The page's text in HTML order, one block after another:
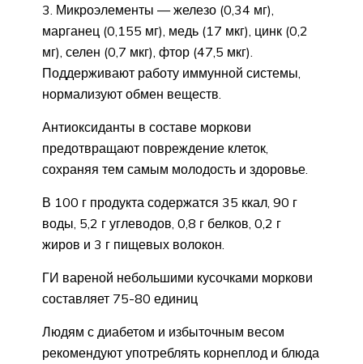
Микроэлементы — железо (0,34 мг),
марганец (0,155 мг), медь (17 мкг), цинк (0,2
мг), селен (0,7 мкг), фтор (47,5 мкг).
Поддерживают работу иммунной системы,
нормализуют обмен веществ.
Антиоксиданты в составе моркови
предотвращают повреждение клеток,
сохраняя тем самым молодость и здоровье.
В 100 г продукта содержатся 35 ккал, 90 г
воды, 5,2 г углеводов, 0,8 г белков, 0,2 г
жиров и 3 г пищевых волокон.
ГИ вареной небольшими кусочками моркови
составляет 75-80 единиц
Людям с диабетом и избыточным весом
рекомендуют употреблять корнеплод и блюда